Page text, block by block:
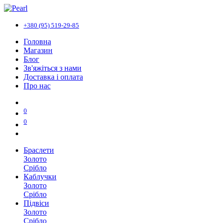
+380 (95) 519-29-85
Головна
Магазин
Блог
Зв'яжіться з нами
Доставка і оплата
Про нас
0
0
Браслети
Золото
Срібло
Каблучки
Золото
Срібло
Підвіси
Золото
Срібло